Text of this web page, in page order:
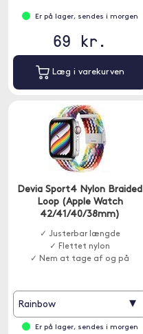
Er på lager, sendes i morgen
69 kr.
Læg i varekurven
Devia Sport4 Nylon Braided
Loop (Apple Watch
42/41/40/38mm)
✓ Justerbar længde
✓ Flettet nylon
✓ Nem at tage af og på
Rainbow ▾
Er på lager, sendes i morgen